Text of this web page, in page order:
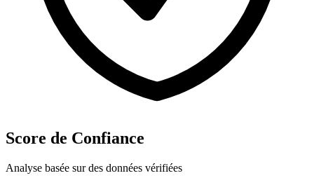
Score de Confiance
Analyse basée sur des données vérifiées